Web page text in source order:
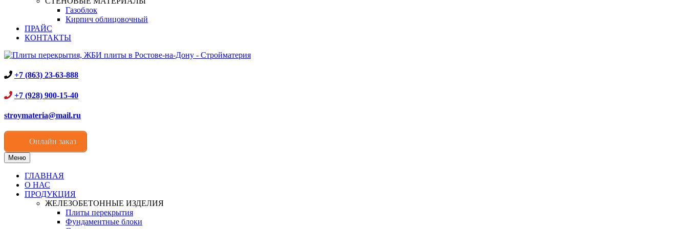
Газоблок
Кирпич облицовочный
ПРАЙС
КОНТАКТЫ
+7 (863) 23-63-888
+7 (928) 900-15-40
stroymateria@mail.ru
Онлайн заказ
Меню
ГЛАВНАЯ
О НАС
ПРОДУКЦИЯ
ЖЕЛЕЗОБЕТОННЫЕ ИЗДЕЛИЯ
Плиты перекрытия
Фундаментные блоки